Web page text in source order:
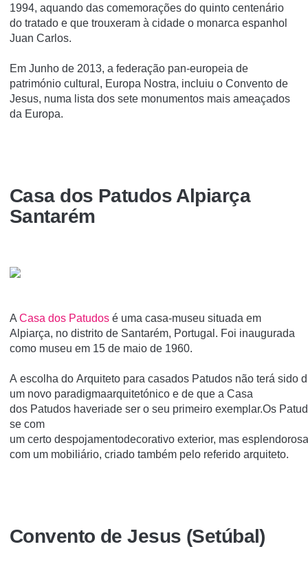
1994, aquando das comemorações do quinto centenário
do tratado e que trouxeram à cidade o monarca espanhol
Juan Carlos.
Em Junho de 2013, a federação pan-europeia de
património cultural, Europa Nostra, incluiu o Convento de
Jesus, numa lista dos sete monumentos mais ameaçados
da Europa.
Casa dos Patudos Alpiarça
Santarém
A Casa dos Patudos é uma casa-museu situada em
Alpiarça, no distrito de Santarém, Portugal. Foi inaugurada
como museu em 15 de maio de 1960.
A escolha do Arquiteto para casados Patudos não terá sido
um novo paradigmaarquitetónico e de que a Casa
dos Patudos haveriade ser o seu primeiro exemplar.Os
se com
um certo despojamentodecorativo exterior, mas
com um mobiliário, criado também pelo referido arquiteto.
Convento de Jesus (Setúbal)